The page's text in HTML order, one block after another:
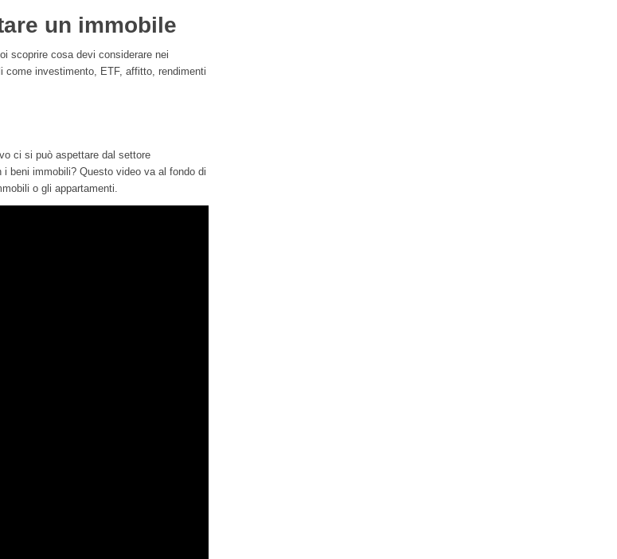
un immobile
scoprire cosa devi considerare nei
investimento, ETF, affitto, rendimenti
ci si può aspettare dal settore
beni immobili? Questo video va al fondo di
o gli appartamenti.